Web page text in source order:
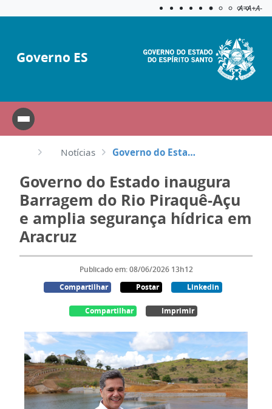
Aplicar
A=A+A-
Governo ES
Notícias Governo do Estado inaugura Barragem do Rio Piraquê-Açu e amplia segurança hídrica em Aracruz
Governo do Estado inaugura
Barragem do Rio Piraquê-Açu
e amplia segurança hídrica em
Aracruz
Publicado em: 08/06/2026 13h12
Compartilhar
Postar Linkedin
Compartilhar Imprimir